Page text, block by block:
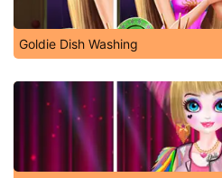
Goldie Dish Washing